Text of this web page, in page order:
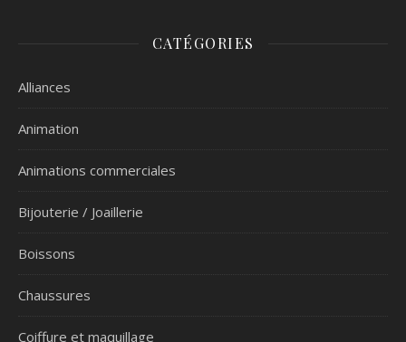
CATÉGORIES
Alliances
Animation
Animations commerciales
Bijouterie / Joaillerie
Boissons
Chaussures
Coiffure et maquillage